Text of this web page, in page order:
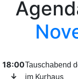
2026/07/27 :
2026/08/01 :
18:00
↓
Tauschabend
im Kurhaus